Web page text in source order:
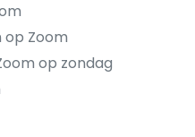
op Zoom
op zondag